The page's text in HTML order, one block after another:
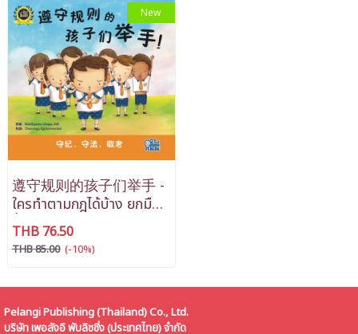
New
遵守规则的孩子们举手 -
ใครทำตามกฎได้บ้าง ยกมือ
ขึ้น
THB 76.50
THB 85.00 (-10%)
Pelangi Publishing (Thailand) Co., Ltd.
บริษัท เพอลังอิ พับลิชชิ่ง (ประเทศไทย) จำกัด